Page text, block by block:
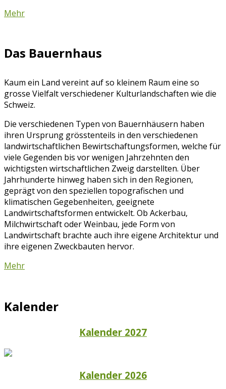
Mehr
Das Bauernhaus
Kaum ein Land vereint auf so kleinem Raum eine so
grosse Vielfalt verschiedener Kulturlandschaften wie die
Schweiz.
Die verschiedenen Typen von Bauernhäusern haben
ihren Ursprung grösstenteils in den verschiedenen
landwirtschaftlichen Bewirtschaftungsformen, welche für
viele Gegenden bis vor wenigen Jahrzehnten den
wichtigsten wirtschaftlichen Zweig darstellten. Über
Jahrhunderte hinweg haben sich in den Regionen,
geprägt von den speziellen topografischen und
klimatischen Gegebenheiten, geeignete
Landwirtschaftsformen entwickelt. Ob Ackerbau,
Milchwirtschaft oder Weinbau, jede Form von
Landwirtschaft brachte auch ihre eigene Architektur und
ihre eigenen Zweckbauten hervor.
Mehr
Kalender
Kalender 2027
Kalender 2026